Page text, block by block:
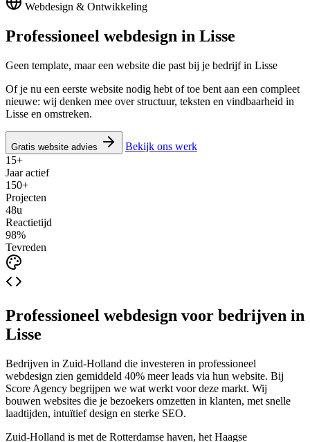
Webdesign & Ontwikkeling
Professioneel webdesign in Lisse
Geen template, maar een website die past bij je bedrijf in Lisse
Of je nu een eerste website nodig hebt of toe bent aan een compleet
nieuwe: wij denken mee over structuur, teksten en vindbaarheid in
Lisse en omstreken.
Gratis website advies
Bekijk ons werk
15+
Jaar actief
150+
Projecten
48u
Reactietijd
98%
Tevreden
Professioneel webdesign voor bedrijven in
Lisse
Bedrijven in Zuid-Holland die investeren in professioneel
webdesign zien gemiddeld 40% meer leads via hun website. Bij
Score Agency begrijpen we wat werkt voor deze markt. Wij
bouwen websites die je bezoekers omzetten in klanten, met snelle
laadtijden, intuïtief design en sterke SEO.
Zuid-Holland is met de Rotterdamse haven, het Haagse